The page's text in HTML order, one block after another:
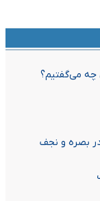
چه می‌گفتیم؟
بصره و نجف